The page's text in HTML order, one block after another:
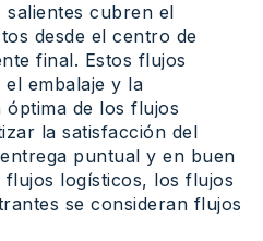
cubren el
desde el centro de
final. Estos flujos
embalaje y la
óptima de los flujos
la satisfacción del
puntual y en buen
flujos logísticos, los flujos
se consideran flujos